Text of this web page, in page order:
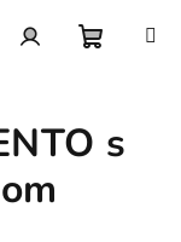
košík
s